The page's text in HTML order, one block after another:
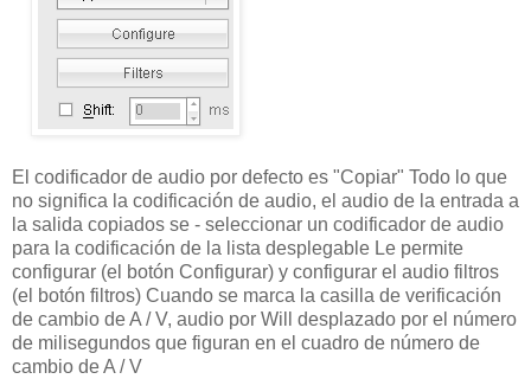
El codificador de audio por defecto es "Copiar" Todo lo que
no significa la codificación de audio, el audio de la entrada a
la salida copiados se - seleccionar un codificador de audio
para la codificación de la lista desplegable Le permite
configurar (el botón Configurar) y configurar el audio filtros
(el botón filtros) Cuando se marca la casilla de verificación
de cambio de A / V, audio por Will desplazado por el número
de milisegundos que figuran en el cuadro de número de
cambio de A / V